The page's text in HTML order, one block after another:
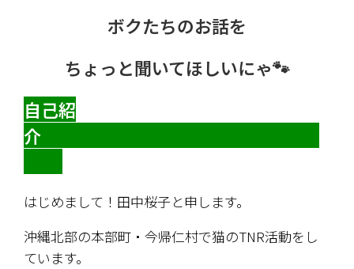
ボクたちのお話を
ちょっと聞いてほしいにゃ🐾
自己紹
介
はじめまして！田中桜子と申します。
沖縄北部の本部町・今帰仁村で猫のTNR活動をし
ています。